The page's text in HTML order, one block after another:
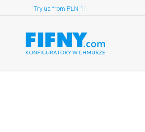
Try us from PLN 1!